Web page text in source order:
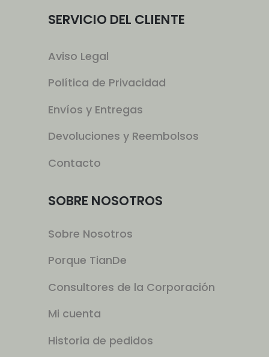
SERVICIO DEL CLIENTE
Aviso Legal
Política de Privacidad
Envíos y Entregas
Devoluciones y Reembolsos
Contacto
SOBRE NOSOTROS
Sobre Nosotros
Porque TianDe
Consultores de la Corporación
Mi cuenta
Historia de pedidos